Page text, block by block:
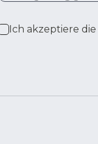
Ich akzeptiere die